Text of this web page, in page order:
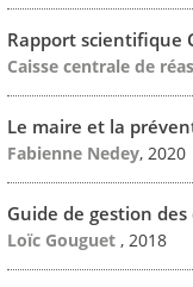
Rapport scientifique
Caisse centrale de
Le maire et la
Fabienne Nedey, 2020
Guide de gestion
Loïc Gouguet , 2018